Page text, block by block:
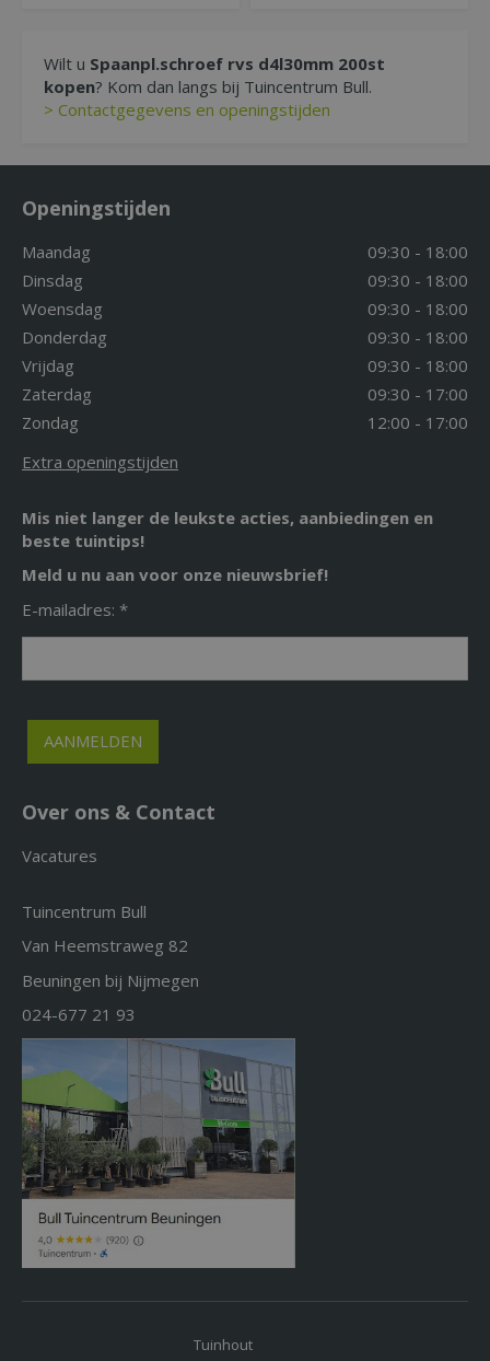
Wilt u Spaanpl.schroef rvs d4l30mm 200st
kopen? Kom dan langs bij Tuincentrum Bull.
> Contactgegevens en openingstijden
Openingstijden
Maandag
09:30 - 18:00
Dinsdag
09:30 - 18:00
Woensdag
09:30 - 18:00
Donderdag
09:30 - 18:00
Vrijdag
09:30 - 18:00
Zaterdag
09:30 - 17:00
Zondag
12:00 - 17:00
Extra openingstijden
Mis niet langer de leukste acties, aanbiedingen en
beste tuintips!
Meld u nu aan voor onze nieuwsbrief!
E-mailadres: *
Over ons & Contact
Vacatures
Tuincentrum Bull
Van Heemstraweg 82
Beuningen bij Nijmegen
024-677 21 93
Tuinhout